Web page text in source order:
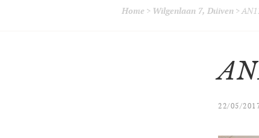
Home > Wilgenlaan 7, Duiven >
22/05/